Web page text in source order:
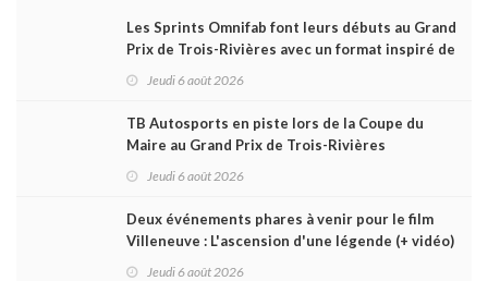
Les Sprints Omnifab font leurs débuts au Grand
Prix de Trois-Rivières avec un format inspiré de
Jeudi 6 août 2026
TB Autosports en piste lors de la Coupe du
Maire au Grand Prix de Trois-Rivières
Jeudi 6 août 2026
Deux événements phares à venir pour le film
Villeneuve : L'ascension d'une légende (+ vidéo)
Jeudi 6 août 2026